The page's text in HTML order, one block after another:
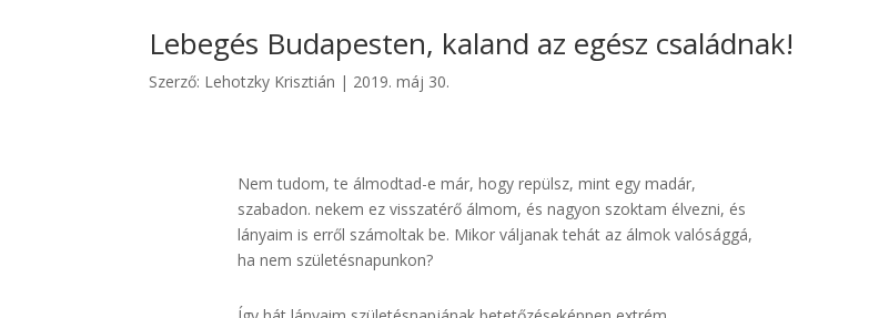
Lebegés Budapesten, kaland az egész családnak!
Szerző: Lehotzky Krisztián | 2019. máj 30.
Nem tudom, te álmodtad-e már, hogy repülsz, mint egy madár,
szabadon. nekem ez visszatérő álmom, és nagyon szoktam élvezni, és
lányaim is erről számoltak be. Mikor váljanak tehát az álmok valósággá,
ha nem születésnapunkon?